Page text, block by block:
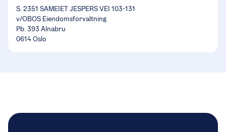
S. 2351 SAMEIET JESPERS VEI 103-131
v/OBOS Eiendomsforvaltning
Pb. 393 Alnabru
0614 Oslo